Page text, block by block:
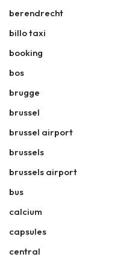
berendrecht
billo taxi
booking
bos
brugge
brussel
brussel airport
brussels
brussels airport
bus
calcium
capsules
central